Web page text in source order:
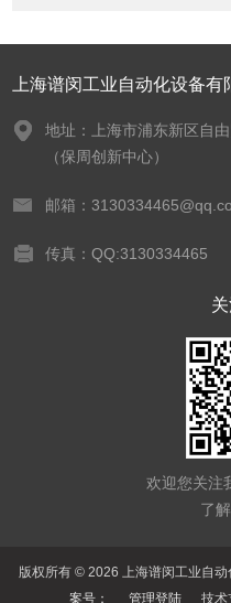
上海谱闵工业自动化设备有
地址：上海市浦东新区自
（保周创新中心）
邮箱：
传真：QQ:3130334465
欢迎您关注
了
版权所有 © 2026 上海谱闵工业自
案号：
管理登陆技术